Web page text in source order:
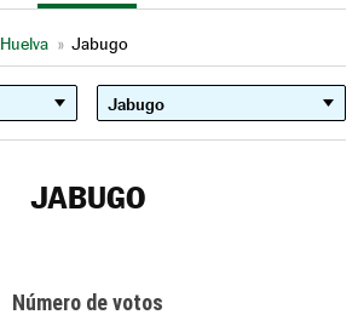
Huelva » Jabugo
JABUGO
Número de votos